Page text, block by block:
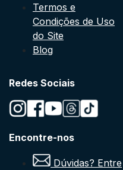
Termos e
Condições de Uso
do Site
Blog
Redes Sociais
Encontre-nos
Dúvidas? Entre